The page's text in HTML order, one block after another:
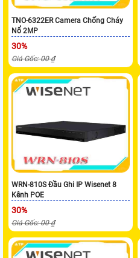
TNO-6322ER Camera Chống Cháy
Nổ 2MP
30%
Giá Gốc: 00 ₫
WRN-810S Đầu Ghi IP Wisenet 8
Kênh POE
30%
Giá Gốc: 00 ₫